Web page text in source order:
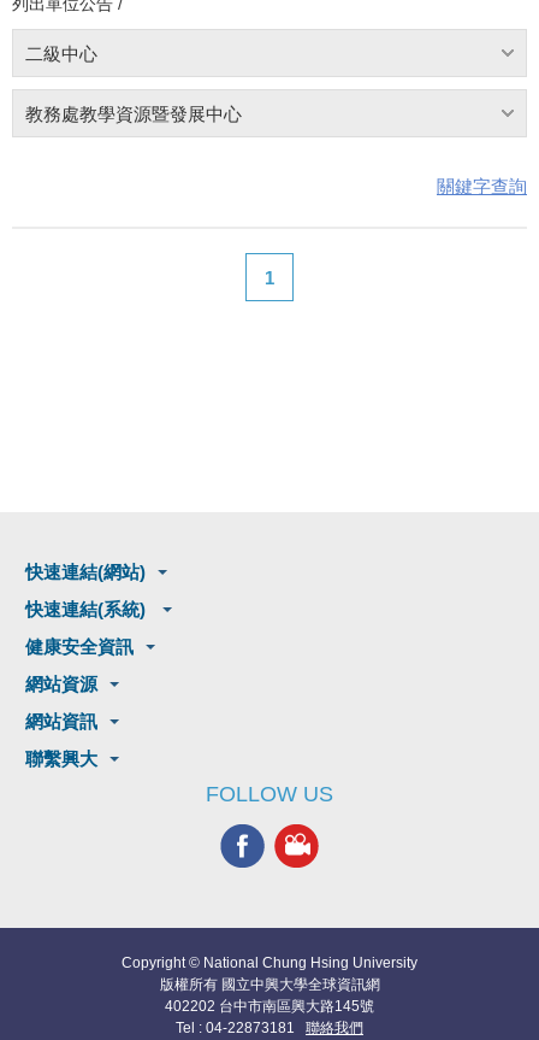
二級中心
教務處教學資源暨發展中心
關鍵字查詢
1
快速連結(網站)
快速連結(系統)
健康安全資訊
網站資源
網站資訊
聯繫興大
FOLLOW US
Copyright © National Chung Hsing University
版權所有 國立中興大學全球資訊網
402202 台中市南區興大路145號
Tel : 04-22873181 聯絡我們